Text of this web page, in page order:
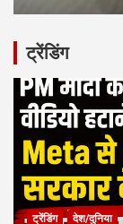
ट्रेंडिंग
ट्रेंडिंग देश/दुनिया